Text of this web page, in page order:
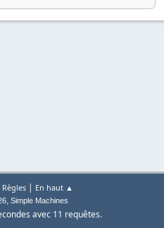
| En haut ▲
, Simple Machines
avec 11 requêtes.